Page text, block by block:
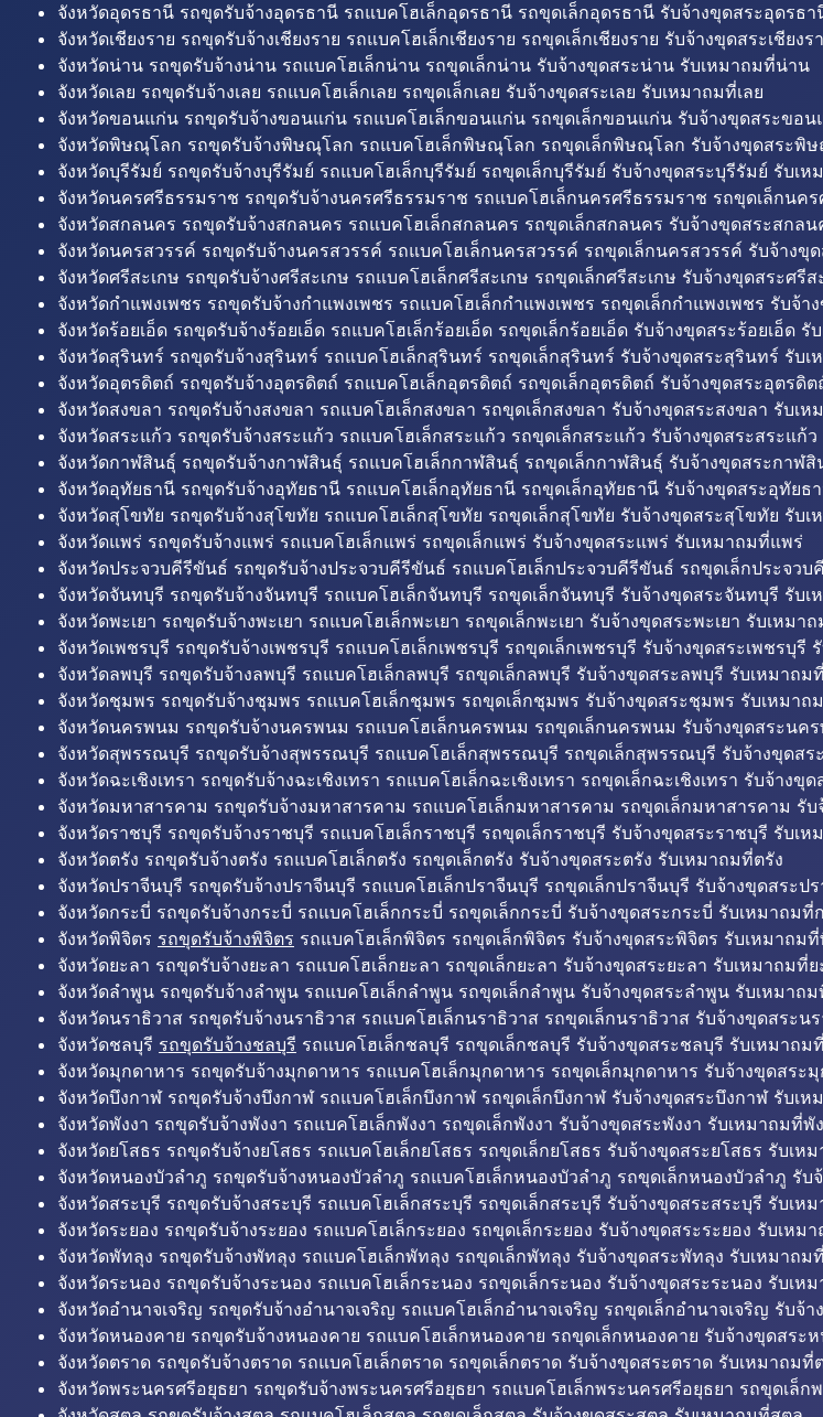
จังหวัดอุดรธานี รถขุดรับจ้างอุดรธานี รถแบคโฮเล็กอุดรธานี รถขุดเล็กอุดรธานี รับจ้างขุดสระอุดรธ
จังหวัดเชียงราย รถขุดรับจ้างเชียงราย รถแบคโฮเล็กเชียงราย รถขุดเล็กเชียงราย รับจ้างขุดสระเชียง
จังหวัดน่าน รถขุดรับจ้างน่าน รถแบคโฮเล็กน่าน รถขุดเล็กน่าน รับจ้างขุดสระน่าน รับเหมาถมที่น่าน
จังหวัดเลย รถขุดรับจ้างเลย รถแบคโฮเล็กเลย รถขุดเล็กเลย รับจ้างขุดสระเลย รับเหมาถมที่เลย
จังหวัดขอนแก่น รถขุดรับจ้างขอนแก่น รถแบคโฮเล็กขอนแก่น รถขุดเล็กขอนแก่น รับจ้างขุดสระขอ
จังหวัดพิษณุโลก รถขุดรับจ้างพิษณุโลก รถแบคโฮเล็กพิษณุโลก รถขุดเล็กพิษณุโลก รับจ้างขุดสระพิ
จังหวัดบุรีรัมย์ รถขุดรับจ้างบุรีรัมย์ รถแบคโฮเล็กบุรีรัมย์ รถขุดเล็กบุรีรัมย์ รับจ้างขุดสระบุรีรัมย์ รับเห
จังหวัดนครศรีธรรมราช รถขุดรับจ้างนครศรีธรรมราช รถแบคโฮเล็กนครศรีธรรมราช รถขุดเล็กน
จังหวัดสกลนคร รถขุดรับจ้างสกลนคร รถแบคโฮเล็กสกลนคร รถขุดเล็กสกลนคร รับจ้างขุดสระสกล
จังหวัดนครสวรรค์ รถขุดรับจ้างนครสวรรค์ รถแบคโฮเล็กนครสวรรค์ รถขุดเล็กนครสวรรค์ รับจ้าง
จังหวัดศรีสะเกษ รถขุดรับจ้างศรีสะเกษ รถแบคโฮเล็กศรีสะเกษ รถขุดเล็กศรีสะเกษ รับจ้างขุดสระศรี
จังหวัดกำแพงเพชร รถขุดรับจ้างกำแพงเพชร รถแบคโฮเล็กกำแพงเพชร รถขุดเล็กกำแพงเพชร รับจ้
จังหวัดร้อยเอ็ด รถขุดรับจ้างร้อยเอ็ด รถแบคโฮเล็กร้อยเอ็ด รถขุดเล็กร้อยเอ็ด รับจ้างขุดสระร้อยเอ็ด รั
จังหวัดสุรินทร์ รถขุดรับจ้างสุรินทร์ รถแบคโฮเล็กสุรินทร์ รถขุดเล็กสุรินทร์ รับจ้างขุดสระสุรินทร์ รับ
จังหวัดอุตรดิตถ์ รถขุดรับจ้างอุตรดิตถ์ รถแบคโฮเล็กอุตรดิตถ์ รถขุดเล็กอุตรดิตถ์ รับจ้างขุดสระอุตรดิ
จังหวัดสงขลา รถขุดรับจ้างสงขลา รถแบคโฮเล็กสงขลา รถขุดเล็กสงขลา รับจ้างขุดสระสงขลา รับเห
จังหวัดสระแก้ว รถขุดรับจ้างสระแก้ว รถแบคโฮเล็กสระแก้ว รถขุดเล็กสระแก้ว รับจ้างขุดสระสระแก้
จังหวัดกาฬสินธุ์ รถขุดรับจ้างกาฬสินธุ์ รถแบคโฮเล็กกาฬสินธุ์ รถขุดเล็กกาฬสินธุ์ รับจ้างขุดสระกาฬ
จังหวัดอุทัยธานี รถขุดรับจ้างอุทัยธานี รถแบคโฮเล็กอุทัยธานี รถขุดเล็กอุทัยธานี รับจ้างขุดสระอุทัยธ
จังหวัดสุโขทัย รถขุดรับจ้างสุโขทัย รถแบคโฮเล็กสุโขทัย รถขุดเล็กสุโขทัย รับจ้างขุดสระสุโขทัย รับ
จังหวัดแพร่ รถขุดรับจ้างแพร่ รถแบคโฮเล็กแพร่ รถขุดเล็กแพร่ รับจ้างขุดสระแพร่ รับเหมาถมที่แพร่
จังหวัดประจวบคีรีขันธ์ รถขุดรับจ้างประจวบคีรีขันธ์ รถแบคโฮเล็กประจวบคีรีขันธ์ รถขุดเล็กประจ
จังหวัดจันทบุรี รถขุดรับจ้างจันทบุรี รถแบคโฮเล็กจันทบุรี รถขุดเล็กจันทบุรี รับจ้างขุดสระจันทบุรี รับ
จังหวัดพะเยา รถขุดรับจ้างพะเยา รถแบคโฮเล็กพะเยา รถขุดเล็กพะเยา รับจ้างขุดสระพะเยา รับเหมาถ
จังหวัดเพชรบุรี รถขุดรับจ้างเพชรบุรี รถแบคโฮเล็กเพชรบุรี รถขุดเล็กเพชรบุรี รับจ้างขุดสระเพชรบุรี
จังหวัดลพบุรี รถขุดรับจ้างลพบุรี รถแบคโฮเล็กลพบุรี รถขุดเล็กลพบุรี รับจ้างขุดสระลพบุรี รับเหมาถม
จังหวัดชุมพร รถขุดรับจ้างชุมพร รถแบคโฮเล็กชุมพร รถขุดเล็กชุมพร รับจ้างขุดสระชุมพร รับเหมาถ
จังหวัดนครพนม รถขุดรับจ้างนครพนม รถแบคโฮเล็กนครพนม รถขุดเล็กนครพนม รับจ้างขุดสระนค
จังหวัดสุพรรณบุรี รถขุดรับจ้างสุพรรณบุรี รถแบคโฮเล็กสุพรรณบุรี รถขุดเล็กสุพรรณบุรี รับจ้างขุดส
จังหวัดฉะเชิงเทรา รถขุดรับจ้างฉะเชิงเทรา รถแบคโฮเล็กฉะเชิงเทรา รถขุดเล็กฉะเชิงเทรา รับจ้างขุ
จังหวัดมหาสารคาม รถขุดรับจ้างมหาสารคาม รถแบคโฮเล็กมหาสารคาม รถขุดเล็กมหาสารคาม รั
จังหวัดราชบุรี รถขุดรับจ้างราชบุรี รถแบคโฮเล็กราชบุรี รถขุดเล็กราชบุรี รับจ้างขุดสระราชบุรี รับเห
จังหวัดตรัง รถขุดรับจ้างตรัง รถแบคโฮเล็กตรัง รถขุดเล็กตรัง รับจ้างขุดสระตรัง รับเหมาถมที่ตรัง
จังหวัดปราจีนบุรี รถขุดรับจ้างปราจีนบุรี รถแบคโฮเล็กปราจีนบุรี รถขุดเล็กปราจีนบุรี รับจ้างขุดสระป
จังหวัดกระบี่ รถขุดรับจ้างกระบี่ รถแบคโฮเล็กกระบี่ รถขุดเล็กกระบี่ รับจ้างขุดสระกระบี่ รับเหมาถมที่
จังหวัดพิจิตร รถขุดรับจ้างพิจิตร รถแบคโฮเล็กพิจิตร รถขุดเล็กพิจิตร รับจ้างขุดสระพิจิตร รับเหมาถม
จังหวัดยะลา รถขุดรับจ้างยะลา รถแบคโฮเล็กยะลา รถขุดเล็กยะลา รับจ้างขุดสระยะลา รับเหมาถมที่ย
จังหวัดลำพูน รถขุดรับจ้างลำพูน รถแบคโฮเล็กลำพูน รถขุดเล็กลำพูน รับจ้างขุดสระลำพูน รับเหมาถ
จังหวัดนราธิวาส รถขุดรับจ้างนราธิวาส รถแบคโฮเล็กนราธิวาส รถขุดเล็กนราธิวาส รับจ้างขุดสระน
จังหวัดชลบุรี รถขุดรับจ้างชลบุรี รถแบคโฮเล็กชลบุรี รถขุดเล็กชลบุรี รับจ้างขุดสระชลบุรี รับเหมาถม
จังหวัดมุกดาหาร รถขุดรับจ้างมุกดาหาร รถแบคโฮเล็กมุกดาหาร รถขุดเล็กมุกดาหาร รับจ้างขุดสระ
จังหวัดบึงกาฬ รถขุดรับจ้างบึงกาฬ รถแบคโฮเล็กบึงกาฬ รถขุดเล็กบึงกาฬ รับจ้างขุดสระบึงกาฬ รับเ
จังหวัดพังงา รถขุดรับจ้างพังงา รถแบคโฮเล็กพังงา รถขุดเล็กพังงา รับจ้างขุดสระพังงา รับเหมาถมที่พั
จังหวัดยโสธร รถขุดรับจ้างยโสธร รถแบคโฮเล็กยโสธร รถขุดเล็กยโสธร รับจ้างขุดสระยโสธร รับเห
จังหวัดหนองบัวลำภู รถขุดรับจ้างหนองบัวลำภู รถแบคโฮเล็กหนองบัวลำภู รถขุดเล็กหนองบัวลำภู รั
จังหวัดสระบุรี รถขุดรับจ้างสระบุรี รถแบคโฮเล็กสระบุรี รถขุดเล็กสระบุรี รับจ้างขุดสระสระบุรี รับเห
จังหวัดระยอง รถขุดรับจ้างระยอง รถแบคโฮเล็กระยอง รถขุดเล็กระยอง รับจ้างขุดสระระยอง รับเหม
จังหวัดพัทลุง รถขุดรับจ้างพัทลุง รถแบคโฮเล็กพัทลุง รถขุดเล็กพัทลุง รับจ้างขุดสระพัทลุง รับเหมาถม
จังหวัดระนอง รถขุดรับจ้างระนอง รถแบคโฮเล็กระนอง รถขุดเล็กระนอง รับจ้างขุดสระระนอง รับเห
จังหวัดอำนาจเจริญ รถขุดรับจ้างอำนาจเจริญ รถแบคโฮเล็กอำนาจเจริญ รถขุดเล็กอำนาจเจริญ รับจ้
จังหวัดหนองคาย รถขุดรับจ้างหนองคาย รถแบคโฮเล็กหนองคาย รถขุดเล็กหนองคาย รับจ้างขุดสระ
จังหวัดตราด รถขุดรับจ้างตราด รถแบคโฮเล็กตราด รถขุดเล็กตราด รับจ้างขุดสระตราด รับเหมาถมที่
จังหวัดพระนครศรีอยุธยา รถขุดรับจ้างพระนครศรีอยุธยา รถแบคโฮเล็กพระนครศรีอยุธยา รถขุดเล็